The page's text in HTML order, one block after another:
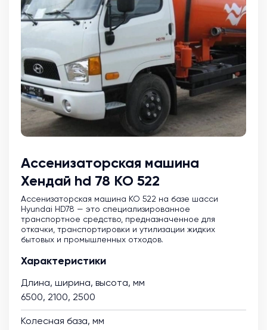
Ассенизаторская машина
Хендай hd 78 КО 522
Ассенизаторская машина KO 522 на базе шасси
Hyundai HD78 — это специализированное
транспортное средство, предназначенное для
откачки, транспортировки и утилизации жидких
бытовых и промышленных отходов.
Характеристики
Длина, ширина, высота, мм
6500, 2100, 2500
Колесная база, мм